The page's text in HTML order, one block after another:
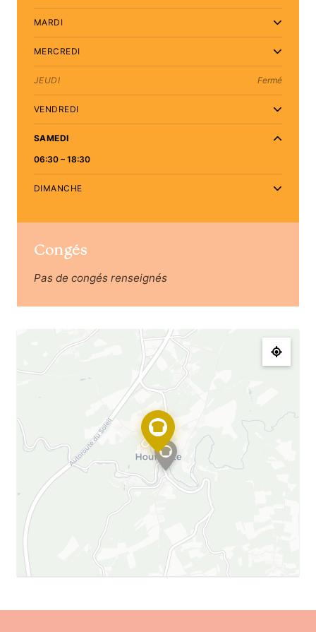
MARDI
MERCREDI
JEUDI Fermé
VENDREDI
SAMEDI
06:30 – 18:30
DIMANCHE
Congés
Pas de congés renseignés